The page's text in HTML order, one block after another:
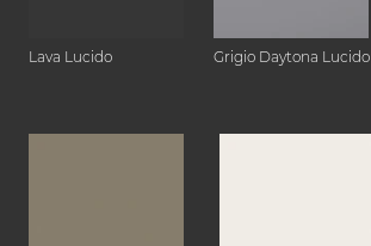
Lava Lucido Grigio Daytona Lucido